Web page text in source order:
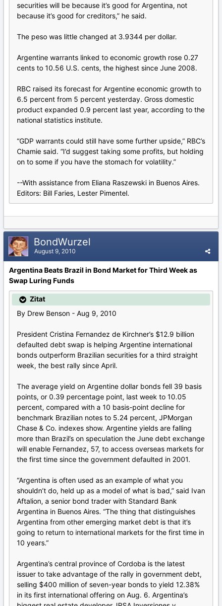
securities will be because it’s good for Argentina, not
because it’s good for creditors,” he said.
The peso was little changed at 3.9344 per dollar.
Argentine warrants linked to economic growth rose 0.27
cents to 10.56 U.S. cents, the highest since June 2008.
RBC raised its forecast for Argentine economic growth to
6.5 percent from 5 percent yesterday. Gross domestic
product expanded 0.9 percent last year, according to the
national statistics institute.
“GDP warrants could still have some further upside,” RBC’s
Chamie said. “I’d suggest taking some profits, but holding
on to some if you have the stomach for volatility.”
--With assistance from Eliana Raszewski in Buenos Aires.
Editors: Bill Faries, Lester Pimentel.
BondWurzel
August 9, 2010
Argentina Beats Brazil in Bond Market for Third Week as
Swap Luring Funds
Zitat
By Drew Benson - Aug 9, 2010
President Cristina Fernandez de Kirchner’s $12.9 billion
defaulted debt swap is helping Argentine international
bonds outperform Brazilian securities for a third straight
week, the best rally since April.
The average yield on Argentine dollar bonds fell 39 basis
points, or 0.39 percentage point, last week to 10.05
percent, compared with a 10 basis-point decline for
benchmark Brazilian notes to 5.24 percent, JPMorgan
Chase & Co. indexes show. Argentine yields are falling
more than Brazil’s on speculation the June debt exchange
will enable Fernandez, 57, to access overseas markets for
the first time since the government defaulted in 2001.
“Argentina is often used as an example of what you
shouldn’t do, held up as a model of what is bad,” said Ivan
Aftalion, a senior bond trader with Standard Bank
Argentina in Buenos Aires. “The thing that distinguishes
Argentina from other emerging market debt is that it’s
going to return to international markets for the first time in
10 years.”
Argentina’s central province of Cordoba is the latest
issuer to take advantage of the rally in government debt,
selling $400 million of seven-year bonds to yield 12.38%
in its first international offering on Aug. 6. Argentina’s